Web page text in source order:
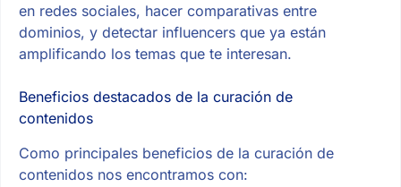
en redes sociales, hacer comparativas entre
dominios, y detectar influencers que ya están
amplificando los temas que te interesan.
Beneficios destacados de la curación de
contenidos
Como principales beneficios de la curación de
contenidos nos encontramos con: